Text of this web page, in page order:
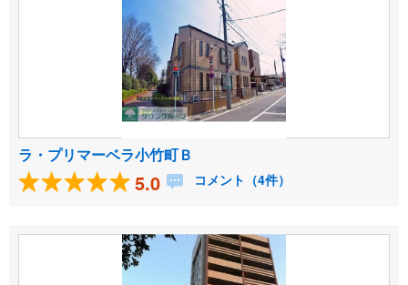
ラ・プリマーベラ小竹町Ｂ
5.0 コメント（4件）